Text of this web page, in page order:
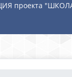
проекта